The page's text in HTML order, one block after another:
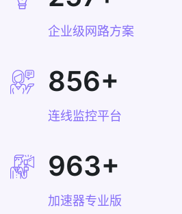
企业级网路方案
856+
连线监控平台
963+
加速器专业版